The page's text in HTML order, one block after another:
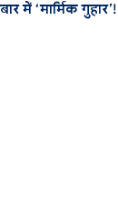
में ‘मार्मिक गुहार’!